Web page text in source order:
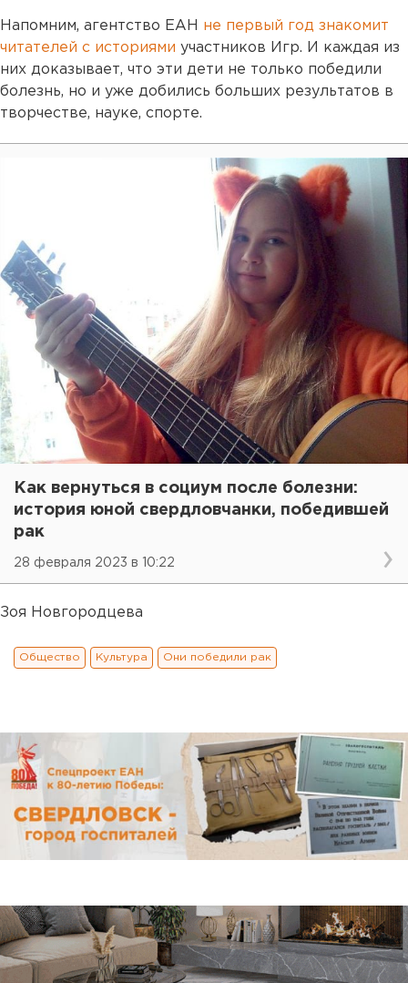
Напомним, агентство ЕАН не первый год знакомит
читателей с историями участников Игр. И каждая из
них доказывает, что эти дети не только победили
болезнь, но и уже добились больших результатов в
творчестве, науке, спорте.
Как вернуться в социум после болезни:
история юной свердловчанки, победившей
рак
28 февраля 2023 в 10:22
Зоя Новгородцева
Общество Культура Они победили рак